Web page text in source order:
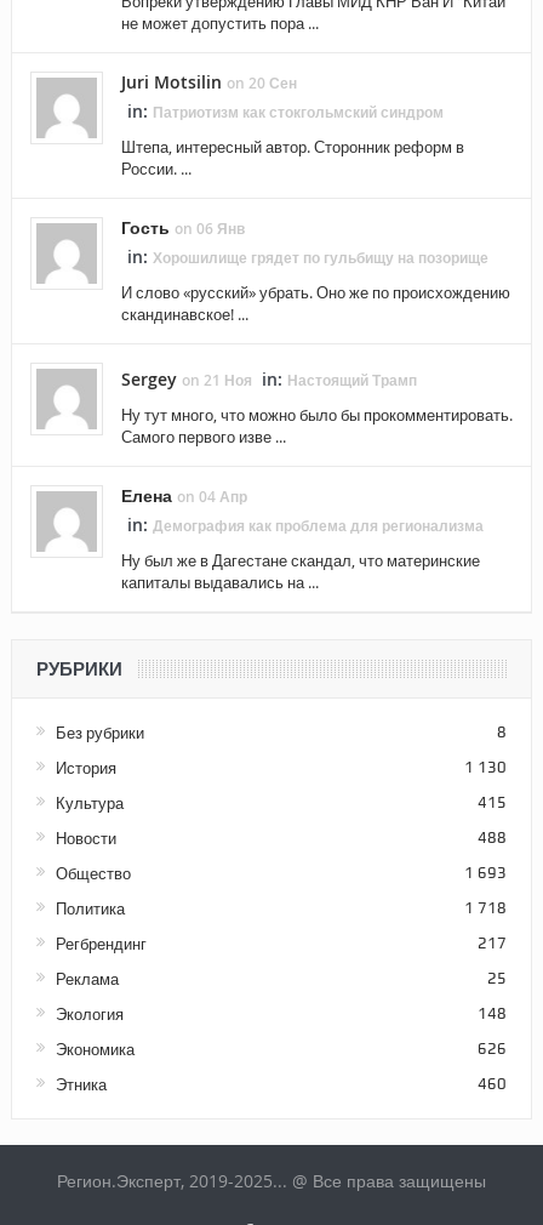
не может допустить пора ...
Juri Motsilin on 20 Сен
in: Патриотизм как стокгольмский синдром
Штепа, интересный автор. Сторонник реформ в
России. ...
Гость on 06 Янв
in: Хорошилище грядет по гульбищу на позорище
И слово «русский» убрать. Оно же по происхождению
скандинавское! ...
Sergey on 21 Ноя in: Настоящий Трамп
Ну тут много, что можно было бы прокомментировать.
Самого первого изве ...
Елена on 04 Апр
in: Демография как проблема для регионализма
Ну был же в Дагестане скандал, что материнские
капиталы выдавались на ...
РУБРИКИ
Без рубрики 8
История 1 130
Культура 415
Новости 488
Общество 1 693
Политика 1 718
Регбрендинг 217
Реклама 25
Экология 148
Экономика 626
Этника 460
Регион.Эксперт, 2019-2025... @ Все права защищены